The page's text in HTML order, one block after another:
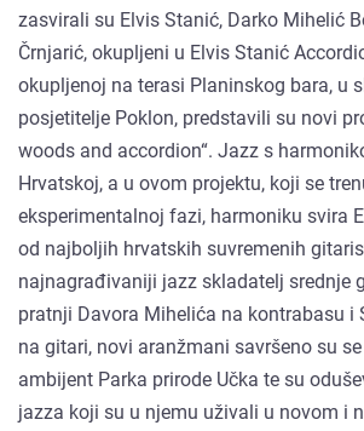
zasvirali su Elvis Stanić, Darko Mihelić
Črnjarić, okupljeni u Elvis Stanić
okupljenoj na terasi Planinskog bara, u
posjetitelje Poklon, predstavili su novi
woods and accordion“. Jazz s
Hrvatskoj, a u ovom projektu, koji se
eksperimentalnoj fazi, harmoniku svira
od najboljih hrvatskih suvremenih
najnagrađivaniji jazz skladatelj srednje
pratnji Davora Mihelića na kontrabasu i
na gitari, novi aranžmani savršeno su
ambijent Parka prirode Učka te su
jazza koji su u njemu uživali u novom i